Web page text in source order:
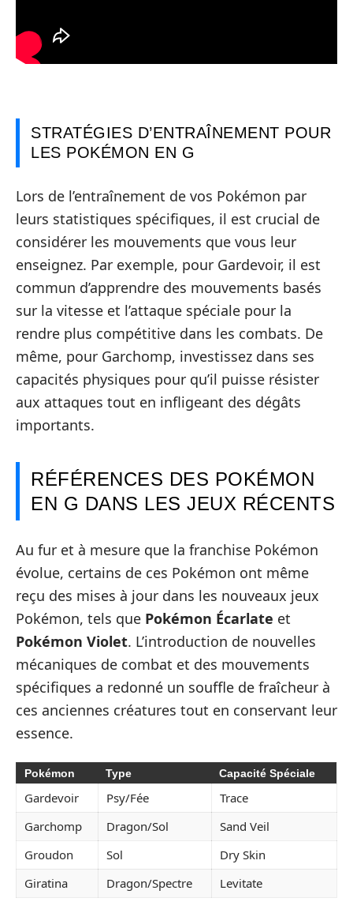
STRATÉGIES D’ENTRAÎNEMENT POUR
LES POKÉMON EN G
Lors de l’entraînement de vos Pokémon par
leurs statistiques spécifiques, il est crucial de
considérer les mouvements que vous leur
enseignez. Par exemple, pour Gardevoir, il est
commun d’apprendre des mouvements basés
sur la vitesse et l’attaque spéciale pour la
rendre plus compétitive dans les combats. De
même, pour Garchomp, investissez dans ses
capacités physiques pour qu’il puisse résister
aux attaques tout en infligeant des dégâts
importants.
RÉFÉRENCES DES POKÉMON
EN G DANS LES JEUX RÉCENTS
Au fur et à mesure que la franchise Pokémon
évolue, certains de ces Pokémon ont même
reçu des mises à jour dans les nouveaux jeux
Pokémon, tels que Pokémon Écarlate et
Pokémon Violet. L’introduction de nouvelles
mécaniques de combat et des mouvements
spécifiques a redonné un souffle de fraîcheur à
ces anciennes créatures tout en conservant leur
essence.
Pokémon Type Capacité Spéciale
Gardevoir Psy/Fée
Trace
Garchomp
Dragon/Sol
Sand Veil
Groudon
Sol
Dry Skin
Giratina
Dragon/Spectre Levitate